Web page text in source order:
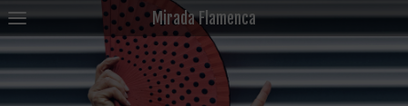
Mirada Flamenca